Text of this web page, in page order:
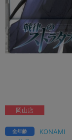
KONAMI
全年齢
岡山店